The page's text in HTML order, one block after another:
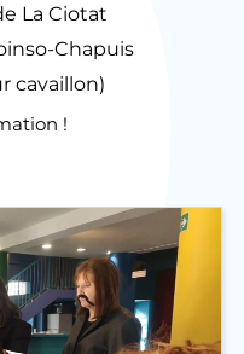
La Ciotat
Chapuis
cavaillon)
!